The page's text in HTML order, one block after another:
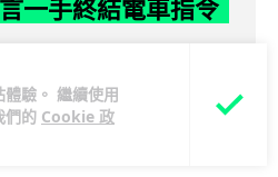
驗。 繼續使用
們的 Cookie 政
一手終結電車指令
便發作，並重申已廢除電動車強
...
閱讀全文